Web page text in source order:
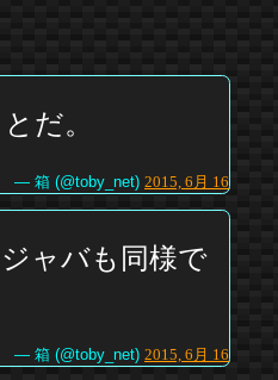
だ。
— 箱 (@toby_net) 2015, 6月 16
ャバも同様で
— 箱 (@toby_net) 2015, 6月 16